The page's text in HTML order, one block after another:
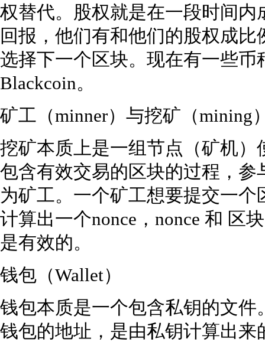
权替代。股权就是在一段时间
回报，他们有和他们的股权成
选择下一个区块。现在有一些
Blackcoin。
矿工（minner）与挖矿（mining
挖矿本质上是一组节点（矿机
包含有效交易的区块的过程，
为矿工。一个矿工想要提交一
计算出一个nonce，nonce 和 区
是有效的。
钱包（Wallet）
钱包本质是一个包含私钥的文
钱包的地址，是由私钥计算出